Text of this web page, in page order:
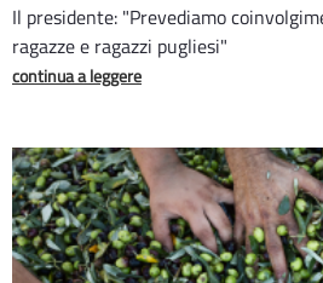
Il presidente: "Prevediamo
ragazze e ragazzi pugliesi"
continua a leggere